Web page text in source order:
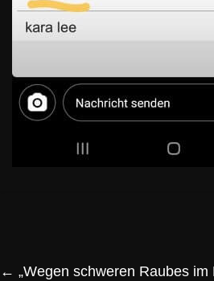
← „Wegen schweren Raubes im